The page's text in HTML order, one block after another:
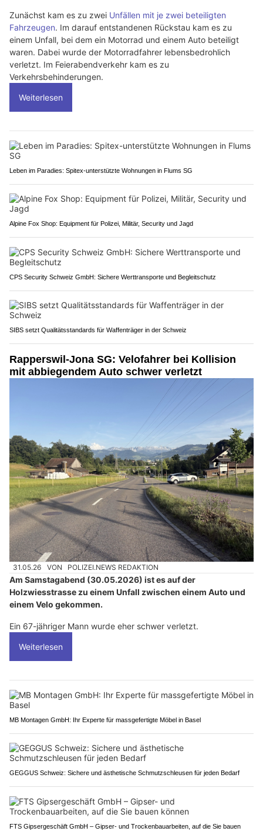
Zunächst kam es zu zwei Unfällen mit je zwei beteiligten
Fahrzeugen. Im darauf entstandenen Rückstau kam es zu
einem Unfall, bei dem ein Motorrad und einem Auto beteiligt
waren. Dabei wurde der Motorradfahrer lebensbedrohlich
verletzt. Im Feierabendverkehr kam es zu
Verkehrsbehinderungen.
Weiterlesen
Leben im Paradies: Spitex-unterstützte Wohnungen in Flums SG
Alpine Fox Shop: Equipment für Polizei, Militär, Security und Jagd
CPS Security Schweiz GmbH: Sichere Werttransporte und Begleitschutz
SIBS setzt Qualitätsstandards für Waffenträger in der Schweiz
Rapperswil-Jona SG: Velofahrer bei Kollision
mit abbiegendem Auto schwer verletzt
31.05.26 VON POLIZEI.NEWS REDAKTION
Am Samstagabend (30.05.2026) ist es auf der
Holzwiesstrasse zu einem Unfall zwischen einem Auto und
einem Velo gekommen.
Ein 67-jähriger Mann wurde eher schwer verletzt.
Weiterlesen
MB Montagen GmbH: Ihr Experte für massgefertigte Möbel in Basel
GEGGUS Schweiz: Sichere und ästhetische Schmutzschleusen für jeden Bedarf
FTS Gipsergeschäft GmbH – Gipser- und Trockenbauarbeiten, auf die Sie bauen